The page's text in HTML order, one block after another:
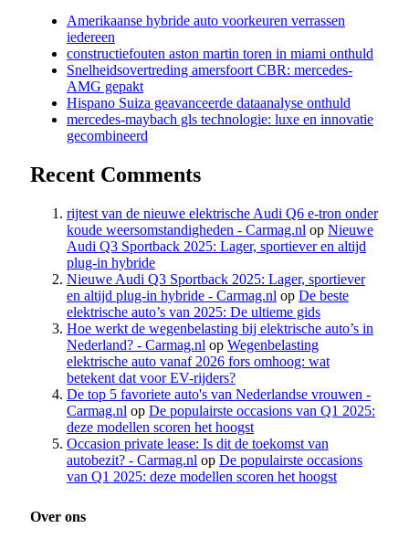
Amerikaanse hybride auto voorkeuren verrassen
iedereen
constructiefouten aston martin toren in miami onthuld
Snelheidsovertreding amersfoort CBR: mercedes-
AMG gepakt
Hispano Suiza geavanceerde dataanalyse onthuld
mercedes-maybach gls technologie: luxe en innovatie
gecombineerd
Recent Comments
rijtest van de nieuwe elektrische Audi Q6 e-tron onder
koude weersomstandigheden - Carmag.nl op Nieuwe
Audi Q3 Sportback 2025: Lager, sportiever en altijd
plug-in hybride
Nieuwe Audi Q3 Sportback 2025: Lager, sportiever
en altijd plug-in hybride - Carmag.nl op De beste
elektrische auto’s van 2025: De ultieme gids
Hoe werkt de wegenbelasting bij elektrische auto’s in
Nederland? - Carmag.nl op Wegenbelasting
elektrische auto vanaf 2026 fors omhoog: wat
betekent dat voor EV-rijders?
De top 5 favoriete auto's van Nederlandse vrouwen -
Carmag.nl op De populairste occasions van Q1 2025:
deze modellen scoren het hoogst
Occasion private lease: Is dit de toekomst van
autobezit? - Carmag.nl op De populairste occasions
van Q1 2025: deze modellen scoren het hoogst
Over ons